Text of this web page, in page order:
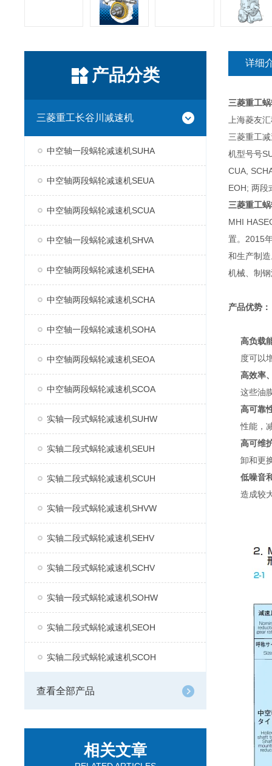
产品分类
三菱重工长谷川减速机
中空轴一段蜗轮减速机SUHA
中空轴两段蜗轮减速机SEUA
中空轴两段蜗轮减速机SCUA
中空轴一段蜗轮减速机SHVA
中空轴两段蜗轮减速机SEHA
中空轴两段蜗轮减速机SCHA
中空轴一段蜗轮减速机SOHA
中空轴两段蜗轮减速机SEOA
中空轴两段蜗轮减速机SCOA
实轴一段式蜗轮减速机SUHW
实轴二段式蜗轮减速机SEUH
实轴二段式蜗轮减速机SCUH
实轴一段式蜗轮减速机SHVW
实轴二段式蜗轮减速机SEHV
实轴二段式蜗轮减速机SCHV
实轴一段式蜗轮减速机SOHW
实轴二段式蜗轮减速机SEOH
实轴二段式蜗轮减速机SCOH
查看全部产品
相关文章
详细
三菱重工
上海菱友
三菱重工
机型号号
CUA,
EOH; 两段
三菱重工
MHI
置。2015
和生产制
机械、制
产品优势：
高负载
度可以
高效率
这些油
高可靠
性能，
高可维
卸和更
低噪音
造成较